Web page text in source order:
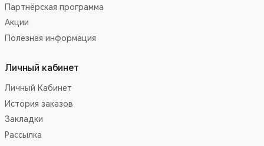
Партнёрская программа
Акции
Полезная информация
Личный кабинет
Личный Кабинет
История заказов
Закладки
Рассылка